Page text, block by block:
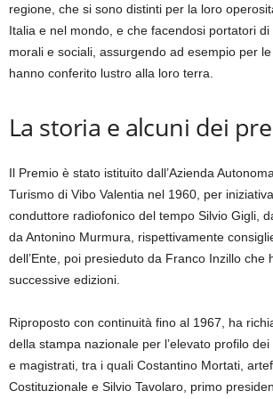
regione, che si sono distinti per la loro
Italia e nel mondo, e che facendosi portatori di
morali e sociali, assurgendo ad esempio per
hanno conferito lustro alla loro terra.
La storia e alcuni dei
Il Premio è stato istituito dall’Azienda
Turismo di Vibo Valentia nel 1960, per
conduttore radiofonico del tempo Silvio Gigli,
da Antonino Murmura, rispettivamente
dell’Ente, poi presieduto da Franco Inzillo che
successive edizioni.
Riproposto con continuità fino al 1967, ha
della stampa nazionale per l’elevato profilo
e magistrati, tra i quali Costantino Mortati,
Costituzionale e Silvio Tavolaro, primo